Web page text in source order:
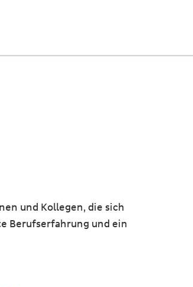
und Kollegen, die sich
Berufserfahrung und ein